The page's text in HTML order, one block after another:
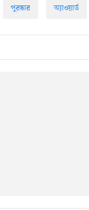
পুরস্কার অ্যাওয়ার্ড